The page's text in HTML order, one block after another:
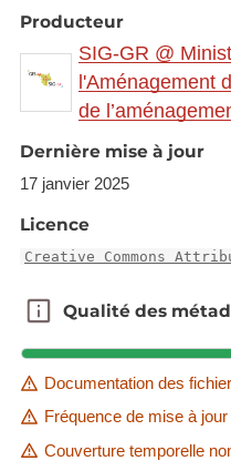
Link to interactive map:
gr.eu/theme/main?
Link to Geocatalog:
gr.eu/geonetwork/srv/
This dataset is
available at:
https://ws.geoportail.lu/
with layer name(s):
Producteur
SIG-GR @
l'Aménagement
de
Dernière mise à jour
17 janvier 2025
Licence
Creative Commons
Qualité des
Qualité des
Documentation des
Fréquence de mise à
Couverture temporelle